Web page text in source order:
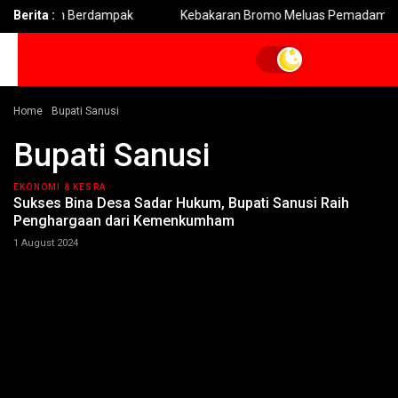
Berita :Berdampak Kebakaran Bromo Meluas Pemadaman
Home Bupati Sanusi
Bupati Sanusi
EKONOMI & KESRA
Sukses Bina Desa Sadar Hukum, Bupati Sanusi Raih
Penghargaan dari Kemenkumham
1 August 2024